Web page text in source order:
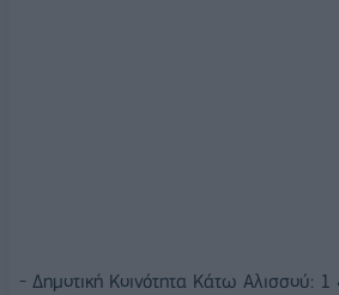
- Δημοτική Κοινότητα Κάτω Αλισσού: 1